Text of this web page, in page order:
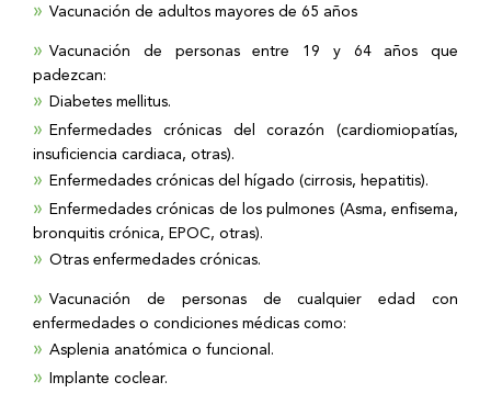
Vacunación de adultos mayores de 65 años
Vacunación de personas entre 19 y 64 años que
padezcan:
Diabetes mellitus.
Enfermedades crónicas del corazón (cardiomiopatías,
insuficiencia cardiaca, otras).
Enfermedades crónicas del hígado (cirrosis, hepatitis).
Enfermedades crónicas de los pulmones (Asma, enfisema,
bronquitis crónica, EPOC, otras).
Otras enfermedades crónicas.
Vacunación de personas de cualquier edad con
enfermedades o condiciones médicas como:
Asplenia anatómica o funcional.
Implante coclear.